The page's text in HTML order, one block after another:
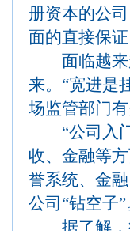
册资本的公
面的直接保证
面临越来
来。“宽进是
场监管部门
“公司入门
收、金融等
誉系统、金
公司“钻空子”
据了解，